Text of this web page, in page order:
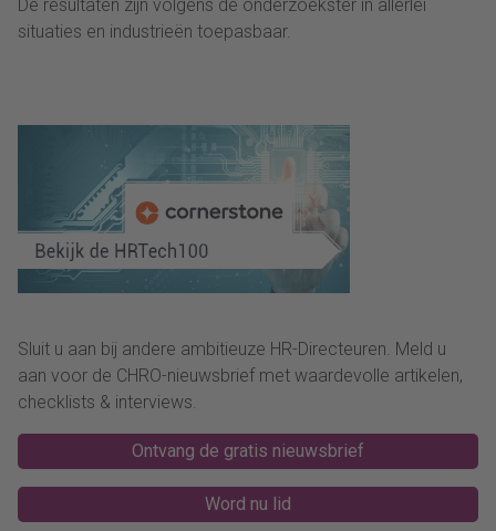
De resultaten zijn volgens de onderzoekster in allerlei
situaties en industrieën toepasbaar.
Sluit u aan bij andere ambitieuze HR-Directeuren. Meld u
aan voor de CHRO-nieuwsbrief met waardevolle artikelen,
checklists & interviews.
Ontvang de gratis nieuwsbrief
Word nu lid